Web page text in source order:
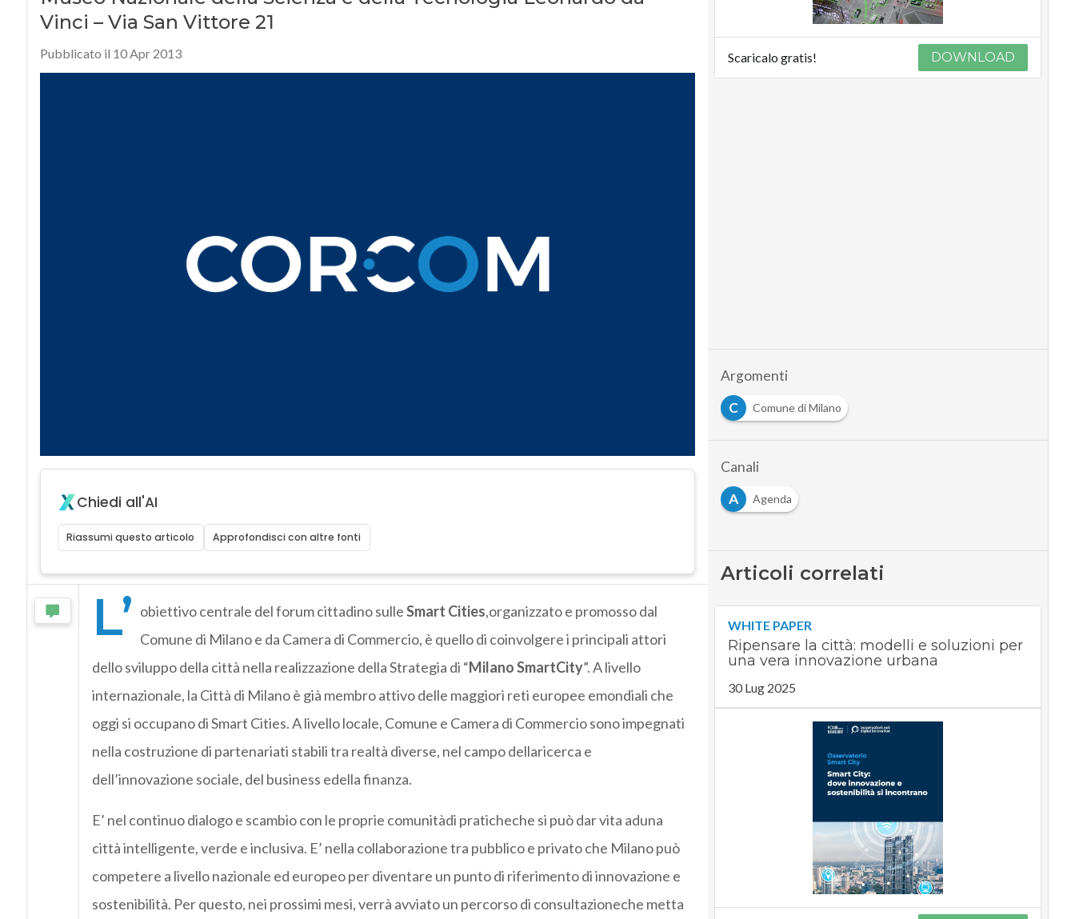
Vinci – Via San Vittore 21
Pubblicato il 10 Apr 2013
Chiedi all'AI
Riassumi questo articolo Approfondisci con altre fonti
L’ obiettivo centrale del forum cittadino sulleSmart Cities,organizzato e promosso dal
Comune di Milano e da Camera di Commercio, è quello di coinvolgere i principali attori
dello sviluppo della città nella realizzazione della Strategia di “Milano SmartCity”. A livello
internazionale, la Città di Milano è già membro attivo delle maggiori reti europee emondiali che
oggi si occupano di Smart Cities. A livello locale, Comune e Camera di Commercio sono impegnati
nella costruzione di partenariati stabili tra realtà diverse, nel campo dellaricerca e
dell’innovazione sociale, del business edella finanza.
E’ nel continuo dialogo e scambio con le proprie comunitàdi praticheche si può dar vita aduna
città intelligente, verde e inclusiva. E’ nella collaborazione tra pubblico e privato che Milano può
competere a livello nazionale ed europeo per diventare un punto di riferimento di innovazione e
sostenibilità. Per questo, nei prossimi mesi, verrà avviato un percorso di consultazioneche metta
Scaricalo gratis! DOWNLOAD
Argomenti
C
Comune di Milano
Canali
A
Agenda
Articoli correlati
WHITE PAPER
Ripensare la città: modelli e soluzioni per
una vera innovazione urbana
30 Lug 2025